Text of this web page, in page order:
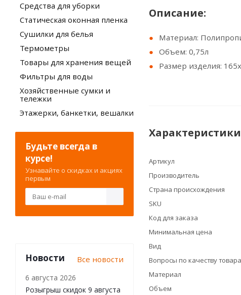
Описание:
Материал:
Объем: 0,75л
Размер изделия:
Характеристики
Артикул
Производитель
Страна происхождения
SKU
Код для заказа
Минимальная цена
Вид
Вопросы по качеству товара
Материал
Объем
Средства для уборки
Статическая оконная пленка
Сушилки для белья
Термометры
Товары для хранения вещей
Фильтры для воды
Хозяйственные сумки и
тележки
Этажерки, банкетки, вешалки
Будьте всегда в
курсе!
Узнавайте о скидках и акциях
первым
Новости Все новости
6 августа 2026
Розыгрыш скидок 9 августа